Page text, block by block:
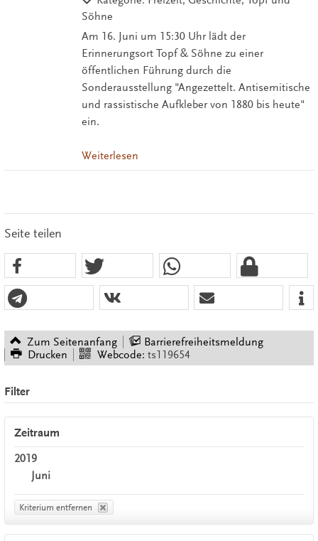
Söhne
Am 16. Juni um 15:30 Uhr lädt der
Erinnerungsort Topf & Söhne zu einer
öffentlichen Führung durch die
Sonderausstellung "Angezettelt. Antisemitische
und rassistische Aufkleber von 1880 bis heute"
ein.
Weiterlesen
Seite teilen
Zum Seitenanfang
Barrierefreiheitsmeldung
Drucken
Webcode: ts119654
Filter
Zeitraum
2019
Juni
Kriterium entfernen